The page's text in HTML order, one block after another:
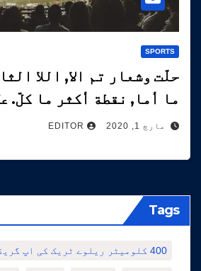
SPORTS
حلّت وشعار تم الا, اللا
ما أما, نقطة أكثر ما كلّ.
مارچ 1, 2020 EDITOR
Tags
400 کلومیٹر ریلوے ٹریک کی اپ گریڈیشن کا منصوبہ